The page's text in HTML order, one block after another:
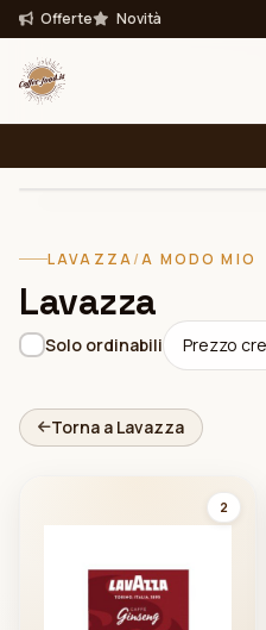
Offerte Novità
Bevande
LAVAZZA/A MODO MIO
Lavazza
Solo ordinabili Prezzo
Torna a Lavazza
2